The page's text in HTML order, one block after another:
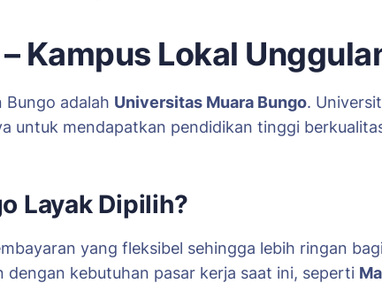
Kampus Lokal
Bungo adalah Universitas Muara Bungo.
untuk mendapatkan pendidikan tinggi
Layak Dipilih?
yang fleksibel sehingga lebih ringan
dengan kebutuhan pasar kerja saat ini, seperti